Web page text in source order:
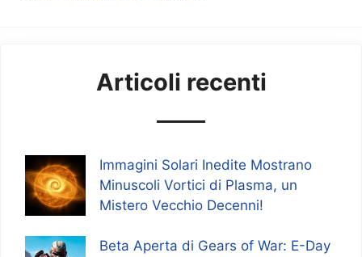
Articoli recenti
Immagini Solari Inedite Mostrano
Minuscoli Vortici di Plasma, un
Mistero Vecchio Decenni!
Beta Aperta di Gears of War: E-Day